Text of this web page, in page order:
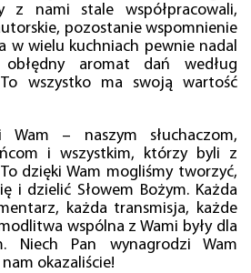
z nami stale współpracowali,
pozostanie wspomnienie
w wielu kuchniach pewnie nadal
aromat dań według
wszystko ma swoją wartość
Wam – naszym słuchaczom,
i wszystkim, którzy byli z
dzięki Wam mogliśmy tworzyć,
i dzielić Słowem Bożym. Każda
każda transmisja, każde
wspólna z Wami były dla
Niech Pan wynagrodzi Wam
okazaliście!